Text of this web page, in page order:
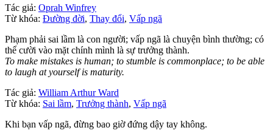
Tác giả: Oprah Winfrey
Từ khóa: Đường đời, Thay đổi, Vấp ngã
Phạm phải sai lầm là con người; vấp ngã là chuyện bình thường; có
thể cười vào mặt chính mình là sự trưởng thành.
To make mistakes is human; to stumble is commonplace; to be able
to laugh at yourself is maturity.
Tác giả: William Arthur Ward
Từ khóa: Sai lầm, Trưởng thành, Vấp ngã
Khi bạn vấp ngã, đừng bao giờ đứng dậy tay không.